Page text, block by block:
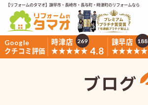
【リフォームのタマオ】諫早市・長崎市・長与町・時津町のリフォームなら
Google
クチコミ評価
時津店
★★★★★ 4.8
269
諫早店
★★★★★
188
ブログ